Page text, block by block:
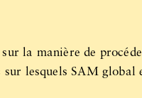
la manière de
lesquels SAM global